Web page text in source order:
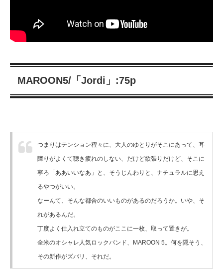
MAROON5/「Jordi」:75p
つまりはテンション程々に、大人のゆとりがそこにあって、耳
障りがよくて聴き疲れのしない、だけど欲張りだけど、そこに
寧ろ「ああいいなあ」と、そうじんわりと、ナチュラルに思え
るやつがいい。
なーんて、そんな都合のいいものがあるのだろうか。 いや、そ
れがあるんだ。
丁度よく仕入れ立てのものがここに一枚、取って置きが。
全米のオシャレ人気ロックバンド、MAROON 5。 何を隠そう、
その新作がズバリ、それだ。